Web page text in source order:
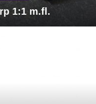
1:1 m.fl.